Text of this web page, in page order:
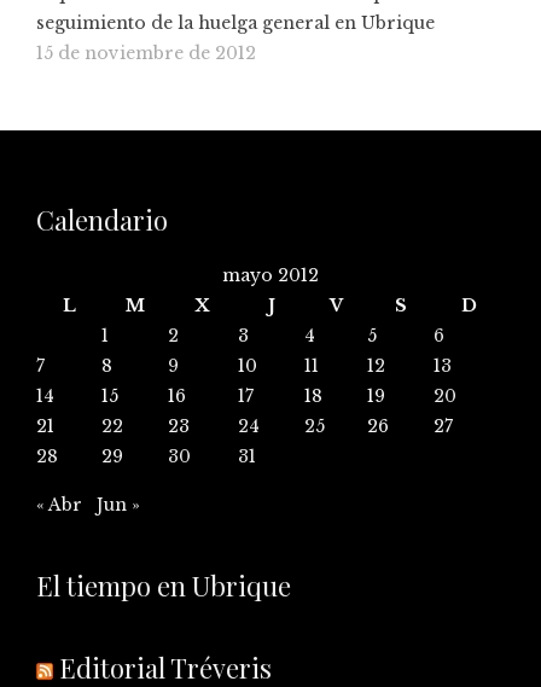
seguimiento de la huelga general en Ubrique
15 de noviembre de 2012
Calendario
mayo 2012
L
M X J V S
D
1
2 3 4 5
6
7
8 9 10 11 12
13
14
15 16 17 18 19
20
21
22 23 24 25 26
27
28
29 30 31
« Abr Jun »
El tiempo en Ubrique
Editorial Tréveris